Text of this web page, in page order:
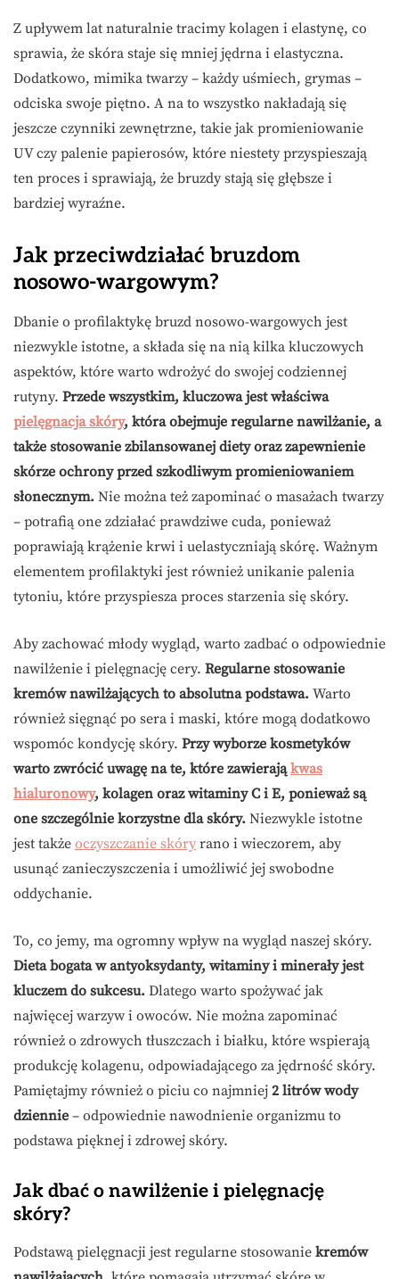
Z upływem lat naturalnie tracimy kolagen i elastynę, co
sprawia, że skóra staje się mniej jędrna i elastyczna.
Dodatkowo, mimika twarzy – każdy uśmiech, grymas –
odciska swoje piętno. A na to wszystko nakładają się
jeszcze czynniki zewnętrzne, takie jak promieniowanie
UV czy palenie papierosów, które niestety przyspieszają
ten proces i sprawiają, że bruzdy stają się głębsze i
bardziej wyraźne.
Jak przeciwdziałać bruzdom
nosowo-wargowym?
Dbanie o profilaktykę bruzd nosowo-wargowych jest
niezwykle istotne, a składa się na nią kilka kluczowych
aspektów, które warto wdrożyć do swojej codziennej
rutyny. Przede wszystkim, kluczowa jest właściwa
pielęgnacja skóry, która obejmuje regularne nawilżanie, a
także stosowanie zbilansowanej diety oraz zapewnienie
skórze ochrony przed szkodliwym promieniowaniem
słonecznym. Nie można też zapominać o masażach twarzy
– potrafią one zdziałać prawdziwe cuda, ponieważ
poprawiają krążenie krwi i uelastyczniają skórę. Ważnym
elementem profilaktyki jest również unikanie palenia
tytoniu, które przyspiesza proces starzenia się skóry.
Aby zachować młody wygląd, warto zadbać o odpowiednie
nawilżenie i pielęgnację cery. Regularne stosowanie
kremów nawilżających to absolutna podstawa. Warto
również sięgnąć po sera i maski, które mogą dodatkowo
wspomóc kondycję skóry. Przy wyborze kosmetyków
warto zwrócić uwagę na te, które zawierająkwas
hialuronowy, kolagen oraz witaminy C i E, ponieważ są
one szczególnie korzystne dla skóry. Niezwykle istotne
jest także oczyszczanie skóry rano i wieczorem, aby
usunąć zanieczyszczenia i umożliwić jej swobodne
oddychanie.
To, co jemy, ma ogromny wpływ na wygląd naszej skóry.
Dieta bogata w antyoksydanty, witaminy i minerały jest
kluczem do sukcesu. Dlatego warto spożywać jak
najwięcej warzyw i owoców. Nie można zapominać
również o zdrowych tłuszczach i białku, które wspierają
produkcję kolagenu, odpowiadającego za jędrność skóry.
Pamiętajmy również o piciu co najmniej 2 litrów wody
dziennie – odpowiednie nawodnienie organizmu to
podstawa pięknej i zdrowej skóry.
Jak dbać o nawilżenie i pielęgnację
skóry?
Podstawą pielęgnacji jest regularne stosowanie kremów